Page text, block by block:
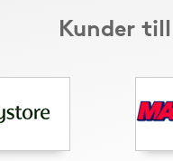
Kunder